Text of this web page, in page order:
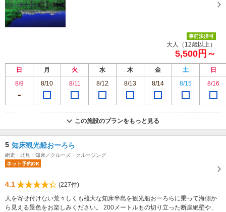
事前決済可
大人（12歳以上）
5,500円～
日 月 火 水 木 金 土
日
8/9
8/10 8/11 8/12 8/13 8/14 8/15 8/16
この施設のプランをもっと見る
5 知床観光船おーろら
網走・北見・知床／クルーズ・クルージング
ネット予約OK
4.1
(227件)
人を寄せ付けない荒々しくも雄大な知床半島を観光船おーろらに乗って海側か
ら見える景色をお楽しみください。 200メートルもの切り立った断崖絶壁や、